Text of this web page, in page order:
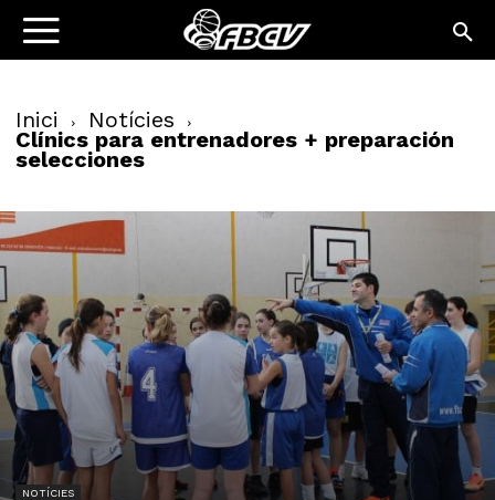
Inici Notícies
Clínics para entrenadores + preparación
selecciones
NOTÍCIES